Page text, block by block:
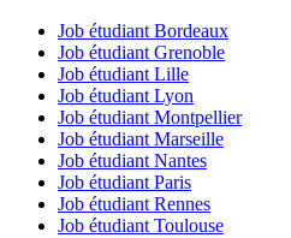
Job étudiant Bordeaux
Job étudiant Grenoble
Job étudiant Lille
Job étudiant Lyon
Job étudiant Montpellier
Job étudiant Marseille
Job étudiant Nantes
Job étudiant Paris
Job étudiant Rennes
Job étudiant Toulouse